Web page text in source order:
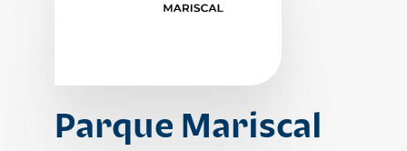
Parque Mariscal